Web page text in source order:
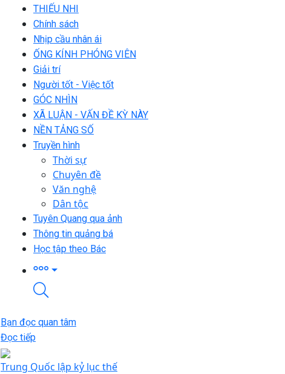
THIẾU NHI
Chính sách
Nhịp cầu nhân ái
ỐNG KÍNH PHÓNG VIÊN
Giải trí
Người tốt - Việc tốt
GÓC NHÌN
XÃ LUẬN - VẤN ĐỀ KỲ NÀY
NỀN TẢNG SỐ
Truyền hình
Thời sự
Chuyên đề
Văn nghệ
Dân tộc
Tuyên Quang qua ảnh
Thông tin quảng bá
Học tập theo Bác
Bạn đọc quan tâm
Đọc tiếp
Trung Quốc lập kỷ lục thế